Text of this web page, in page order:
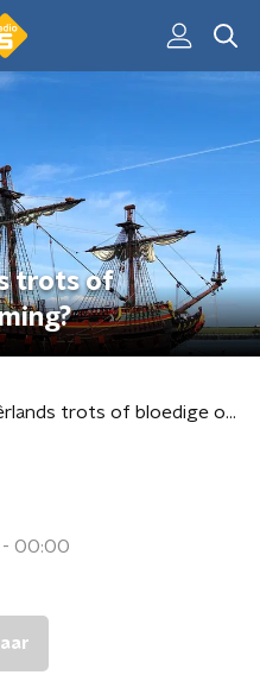
trots of
De VOC: Neêrlands trots of bloedige onderneming?
- 00:00